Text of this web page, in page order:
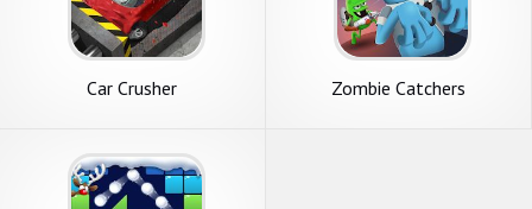
Car Crusher Zombie Catchers